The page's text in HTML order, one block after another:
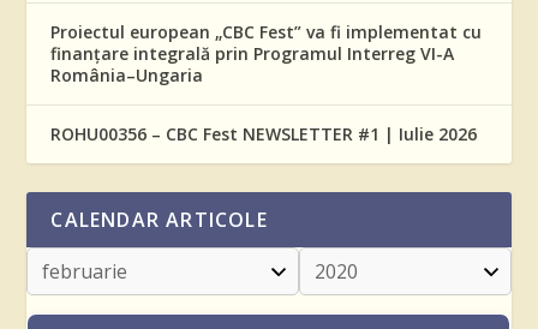
Proiectul european „CBC Fest” va fi implementat cu
finanțare integrală prin Programul Interreg VI-A
România–Ungaria
ROHU00356 – CBC Fest NEWSLETTER #1 | Iulie 2026
CALENDAR ARTICOLE